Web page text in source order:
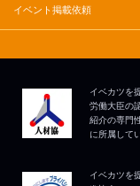
イベント掲載依頼